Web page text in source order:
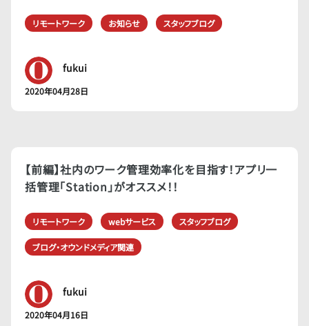
リモートワーク お知らせ スタッフブログ
fukui
2020年04月28日
【前編】社内のワーク管理効率化を目指す！アプリ一
括管理「Station」がオススメ！！
リモートワーク webサービス スタッフブログ
ブログ・オウンドメディア関連
fukui
2020年04月16日